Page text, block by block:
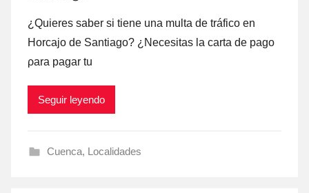
¿Quieres saber ѕi tiene una multa dе tráfico en
Horcajo dе Santiago? ¿Necesitas la carta dе pago
ρara pagar tu
Seguir leyendo
Cuenca, Localidades